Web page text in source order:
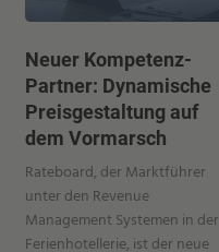
Neuer Kompetenz-
Partner: Dynamische
Preisgestaltung auf
dem Vormarsch
Rateboard, der Marktführer
unter den Revenue
Management Systemen in der
Ferienhotellerie, ist der neue